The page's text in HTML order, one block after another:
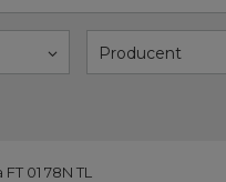
Producent
01 78N TL